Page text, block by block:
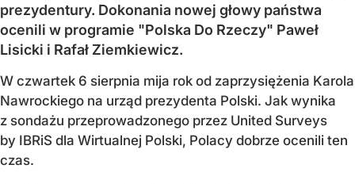
prezydentury. Dokonania nowej głowy państwa
ocenili w programie "Polska Do Rzeczy" Paweł
Lisicki i Rafał Ziemkiewicz.
W czwartek 6 sierpnia mija rok od zaprzysiężenia Karola
Nawrockiego na urząd prezydenta Polski. Jak wynika
z sondażu przeprowadzonego przez United Surveys
by IBRiS dla Wirtualnej Polski, Polacy dobrze ocenili ten
czas.